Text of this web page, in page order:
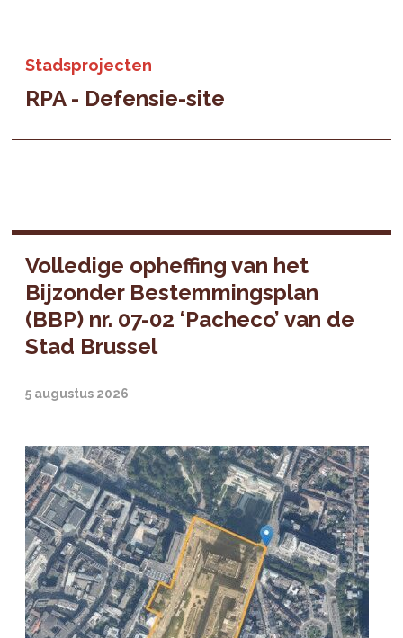
Stadsprojecten
RPA - Defensie-site
Volledige opheffing van het
Bijzonder Bestemmingsplan
(BBP) nr. 07-02 ‘Pacheco’ van de
Stad Brussel
5 augustus 2026